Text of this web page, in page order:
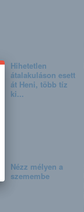
Hihetetlen
átalakuláson esett
át Heni, több tíz
ki...
Nézz mélyen a
szemembe